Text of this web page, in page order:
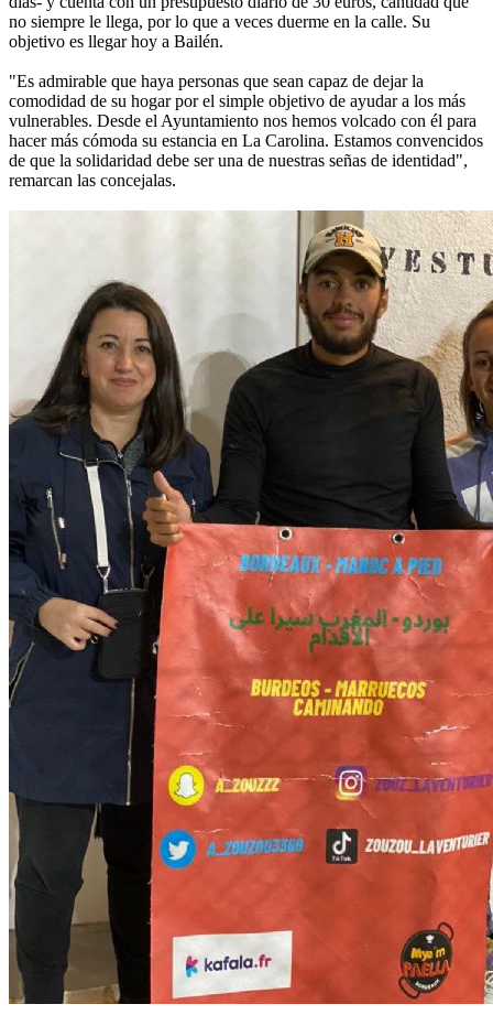
no siempre le llega, por lo que a veces duerme en la calle. Su
objetivo es llegar hoy a Bailén.
"Es admirable que haya personas que sean capaz de dejar la
comodidad de su hogar por el simple objetivo de ayudar a los más
vulnerables. Desde el Ayuntamiento nos hemos volcado con él para
hacer más cómoda su estancia en La Carolina. Estamos convencidos
de que la solidaridad debe ser una de nuestras señas de identidad",
remarcan las concejalas.